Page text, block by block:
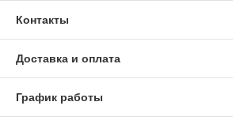
Контакты
Доставка и оплата
График работы